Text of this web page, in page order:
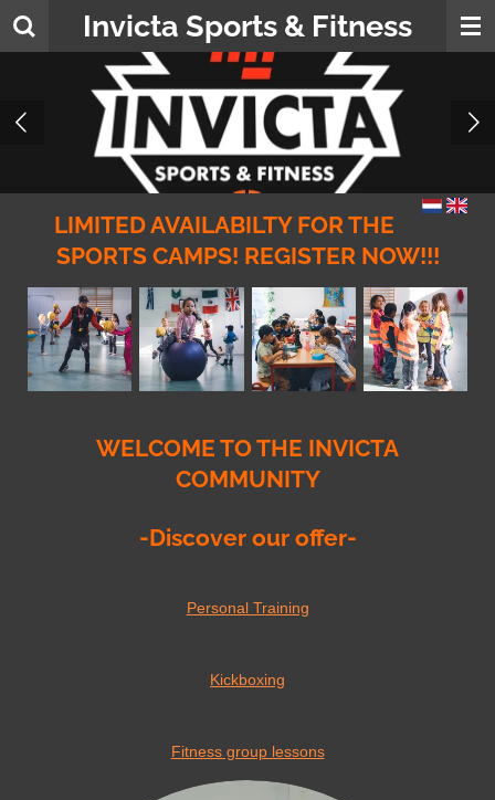
Skip
Invicta Sports & Fitness
LIMITED AVAILABILTY FOR THE
SPORTS CAMPS! REGISTER NOW!!!
WELCOME TO THE INVICTA
COMMUNITY
-Discover our offer-
Personal Training
Kickboxing
Fitness group lessons